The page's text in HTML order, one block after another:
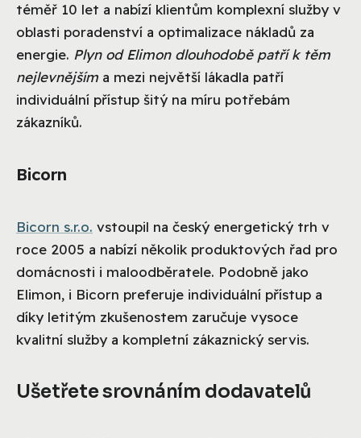
téměř 10 let a nabízí klientům komplexní služby v
oblasti poradenství a optimalizace nákladů za
energie. Plyn od Elimon dlouhodobě patří k těm
nejlevnějším a mezi největší lákadla patří
individuální přístup šitý na míru potřebám
zákazníků.
Bicorn
Bicorn s.r.o. vstoupil na český energetický trh v
roce 2005 a nabízí několik produktových řad pro
domácnosti i maloodběratele. Podobně jako
Elimon, i Bicorn preferuje individuální přístup a
díky letitým zkušenostem zaručuje vysoce
kvalitní služby a kompletní zákaznický servis.
Ušetřete srovnáním dodavatelů